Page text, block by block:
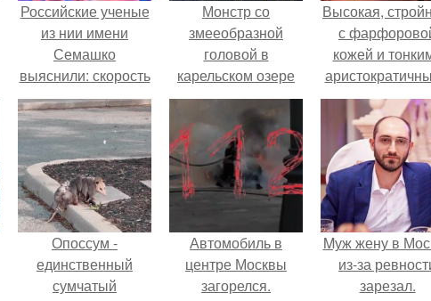
Российские ученые
из нии имени
Семашко
выяснили: скорость
старения напрямую
зависит от
состояния сосудов
и работы сердца.
Монстр со
змееобразной
головой в
карельском озере
хепоярви.
Высокая,
с
кожей и
чертами, эль
выглядит так,
сошла с
художника.
Опоссум -
единственный
сумчатый
Автомобиль в
центре Москвы
загорелся.
Mуж жену в
из-за
зарезал.